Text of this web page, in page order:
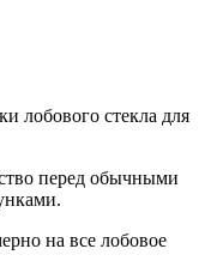
лобового стекла для
перед обычными
на все лобовое